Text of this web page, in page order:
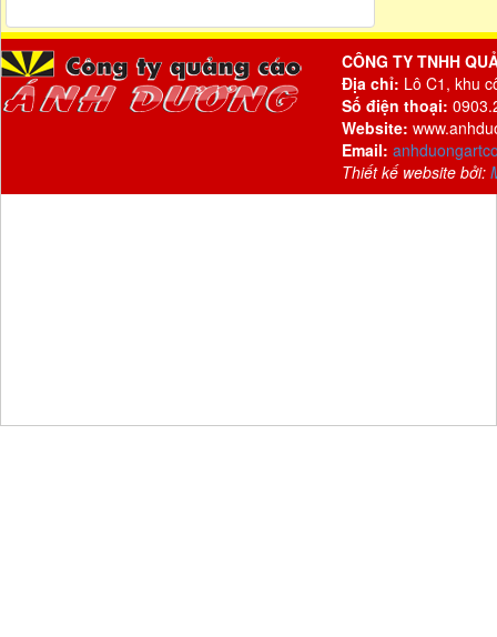
CÔNG TY TNHH
Địa chỉ: Lô C1, khu
Số điện thoại:
Website:
Email:
Thiết kế website bởi: